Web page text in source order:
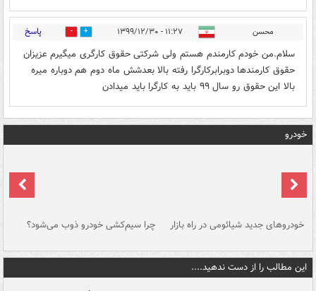
محسن ۱۱:۲۷ - ۱۳۹۹/۱۲/۳۰ 0 پاسخ
سلام.من خودم کارمندم هستم ولی شرکتی حقوق کارگری میگیرم عزیزان
حقوق کارمندها دوبرابرکارگرا رفته بالا بعدشش ماه دوم هم دوباره میره
بالا این حقوق رو سال ۹۹ باید به کارگرا باید میدادن
خودرو
خودروهای جدید شیائومی در راه بازار چرا سیم‌کشی خودرو ذوب می‌شود؟
این مطالب را از دست ندهید....